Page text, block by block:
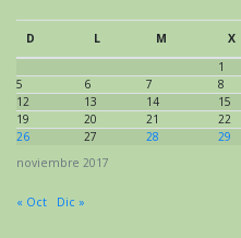
noviembre 2017
D L M X
1
5
6 7 8
12
13 14 15
19
20 21 22
26
27 28 29
« Oct Dic »